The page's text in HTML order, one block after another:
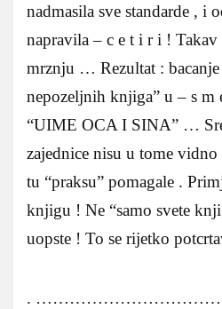
nadmasila sve standarde , i
napravila – c e t i r i ! Takav
mrznju … Rezultat :
nepozeljnih knjiga” u – s m
“UIME OCA I SINA” …
zajednice nisu u tome
tu “praksu” pomagale .
knjigu ! Ne “samo svete
uopste ! To se rijetko
.